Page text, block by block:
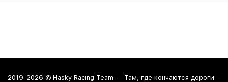
2019-2026 © Hasky Racing Team — Там, где кончаются дороги -